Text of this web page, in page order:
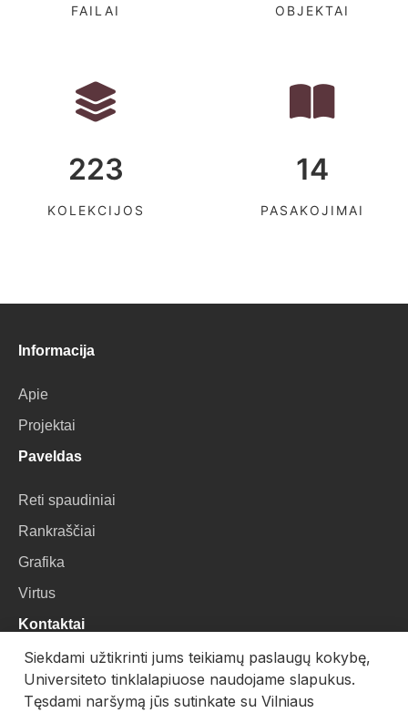
FAILAI OBJEKTAI
223
KOLEKCIJOS
14
PASAKOJIMAI
Informacija
Apie
Projektai
Paveldas
Reti spaudiniai
Rankraščiai
Grafika
Virtus
Kontaktai
VU Biblioteka
Universiteto g. 3, LT-01122, Vilnius
Siekdami užtikrinti jums teikiamų paslaugų kokybę,
Universiteto tinklalapiuose naudojame slapukus.
Tęsdami naršymą jūs sutinkate su Vilniaus